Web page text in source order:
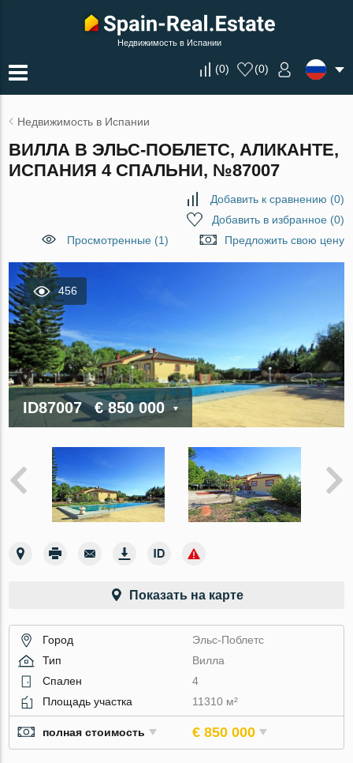
Недвижимость в Испании
(0) (0)
Недвижимость в Испании
ВИЛЛА В ЭЛЬС-ПОБЛЕТС, АЛИКАНТЕ,
ИСПАНИЯ 4 СПАЛЬНИ, №87007
Добавить к сравнению (0)
Добавить в избранное(0)
Просмотренные (1)
Предложить свою цену
456
ID87007 € 850 000
Показать на карте
Город
Эльс-Поблетс
Тип
Вилла
Спален
4
Площадь участка
11310 м²
полная стоимость € 850 000